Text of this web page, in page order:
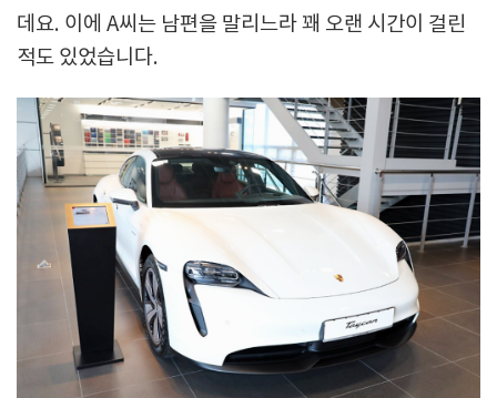
데요. 이에 A씨는 남편을 말리느라 꽤 오랜 시간이 걸린
적도 있었습니다.